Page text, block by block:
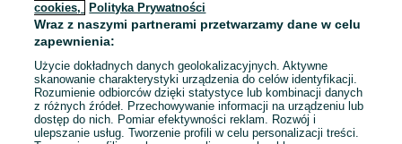
Płyta warstwowa, dachowa,
grafit, pianka PIR,
Pszczyna
Dzisiaj o 06:46
cookies,
Polityka Prywatności
Wraz z naszymi partnerami przetwarzamy dane w celu
zapewnienia:
Użycie dokładnych danych geolokalizacyjnych. Aktywne
skanowanie charakterystyki urządzenia do celów identyfikacji.
Rozumienie odbiorców dzięki statystyce lub kombinacji danych
z różnych źródeł. Przechowywanie informacji na urządzeniu lub
dostęp do nich. Pomiar efektywności reklam. Rozwój i
ulepszanie usług. Tworzenie profili w celu personalizacji treści.